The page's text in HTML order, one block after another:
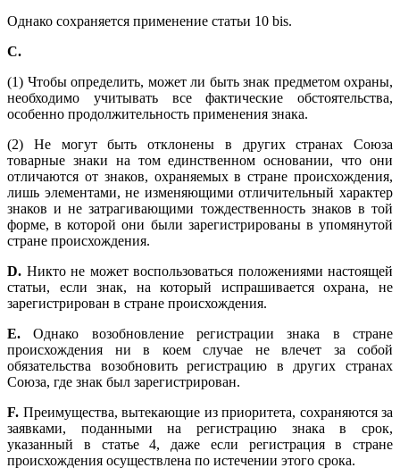
Однако сохраняется применение статьи 10 bis.
C.
(1) Чтобы определить, может ли быть знак предметом охраны,
необходимо учитывать все фактические обстоятельства,
особенно продолжительность применения знака.
(2) Не могут быть отклонены в других странах Союза
товарные знаки на том единственном основании, что они
отличаются от знаков, охраняемых в стране происхождения,
лишь элементами, не изменяющими отличительный характер
знаков и не затрагивающими тождественность знаков в той
форме, в которой они были зарегистрированы в упомянутой
стране происхождения.
D. Никто не может воспользоваться положениями настоящей
статьи, если знак, на который испрашивается охрана, не
зарегистрирован в стране происхождения.
E. Однако возобновление регистрации знака в стране
происхождения ни в коем случае не влечет за собой
обязательства возобновить регистрацию в других странах
Союза, где знак был зарегистрирован.
F. Преимущества, вытекающие из приоритета, сохраняются за
заявками, поданными на регистрацию знака в срок,
указанный в статье 4, даже если регистрация в стране
происхождения осуществлена по истечении этого срока.